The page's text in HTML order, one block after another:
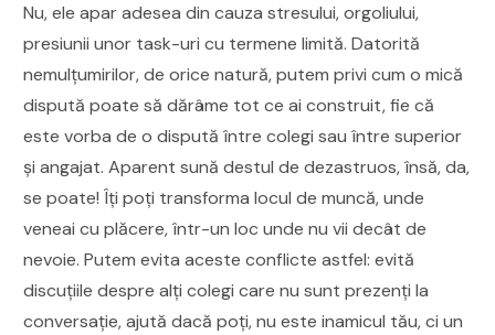
Nu, ele apar adesea din cauza stresului, orgoliului,
presiunii unor task-uri cu termene limită. Datorită
nemulțumirilor, de orice natură, putem privi cum o mică
dispută poate să dărâme tot ce ai construit, fie că
este vorba de o dispută între colegi sau între superior
și angajat. Aparent sună destul de dezastruos, însă, da,
se poate! Îți poți transforma locul de muncă, unde
veneai cu plăcere, într-un loc unde nu vii decât de
nevoie. Putem evita aceste conflicte astfel: evită
discuțiile despre alți colegi care nu sunt prezenți la
conversație, ajută dacă poți, nu este inamicul tău, ci un